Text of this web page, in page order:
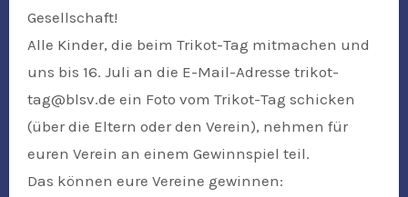
Gesellschaft!
Alle Kinder, die beim Trikot-Tag mitmachen und
uns bis 16. Juli an die E-Mail-Adresse trikot-
tag@blsv.de ein Foto vom Trikot-Tag schicken
(über die Eltern oder den Verein), nehmen für
euren Verein an einem Gewinnspiel teil.
Das können eure Vereine gewinnen: